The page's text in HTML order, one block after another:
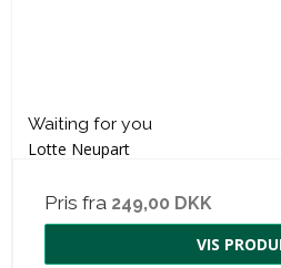
Waiting for you
Lotte Neupart
Pris fra 249,00 DKK
VIS